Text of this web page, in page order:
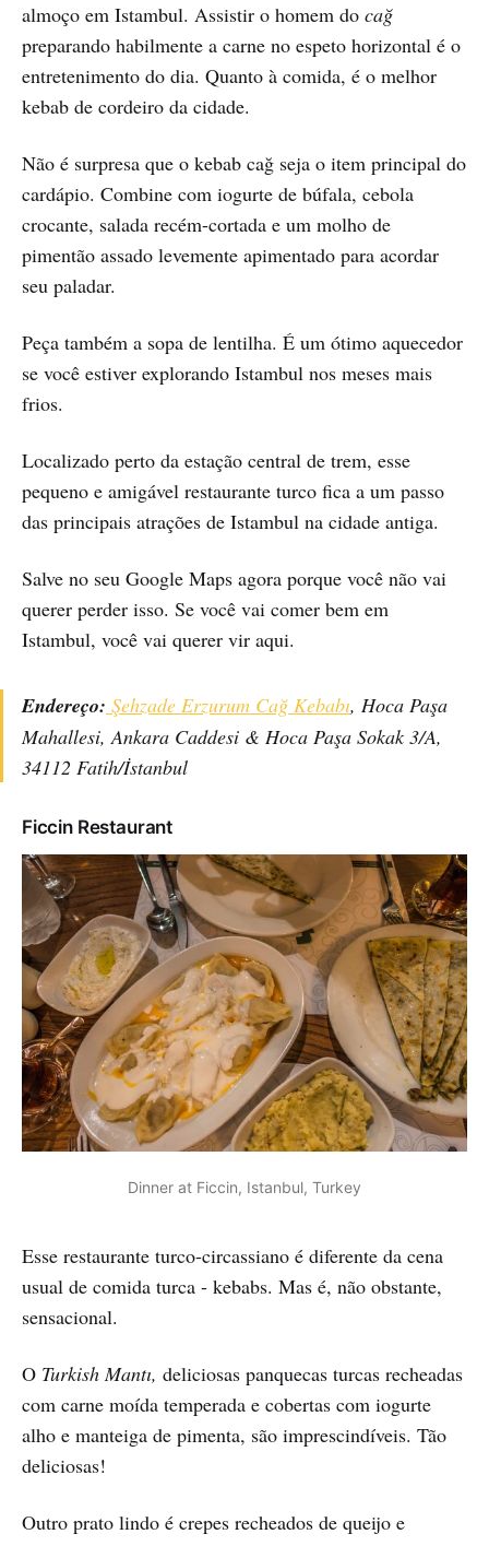
almoço em Istambul. Assistir o homem do cağ
preparando habilmente a carne no espeto horizontal é o
entretenimento do dia. Quanto à comida, é o melhor
kebab de cordeiro da cidade.
Não é surpresa que o kebab cağ seja o item principal do
cardápio. Combine com iogurte de búfala, cebola
crocante, salada recém-cortada e um molho de
pimentão assado levemente apimentado para acordar
seu paladar.
Peça também a sopa de lentilha. É um ótimo aquecedor
se você estiver explorando Istambul nos meses mais
frios.
Localizado perto da estação central de trem, esse
pequeno e amigável restaurante turco fica a um passo
das principais atrações de Istambul na cidade antiga.
Salve no seu Google Maps agora porque você não vai
querer perder isso. Se você vai comer bem em
Istambul, você vai querer vir aqui.
Endereço: Şehzade Erzurum Cağ Kebabı, Hoca Paşa
Mahallesi, Ankara Caddesi & Hoca Paşa Sokak 3/A,
34112 Fatih/İstanbul
Ficcin Restaurant
Dinner at Ficcin, Istanbul, Turkey
Esse restaurante turco-circassiano é diferente da cena
usual de comida turca - kebabs. Mas é, não obstante,
sensacional.
O Turkish Mantı, deliciosas panquecas turcas recheadas
com carne moída temperada e cobertas com iogurte
alho e manteiga de pimenta, são imprescindíveis. Tão
deliciosas!
Outro prato lindo é crepes recheados de queijo e